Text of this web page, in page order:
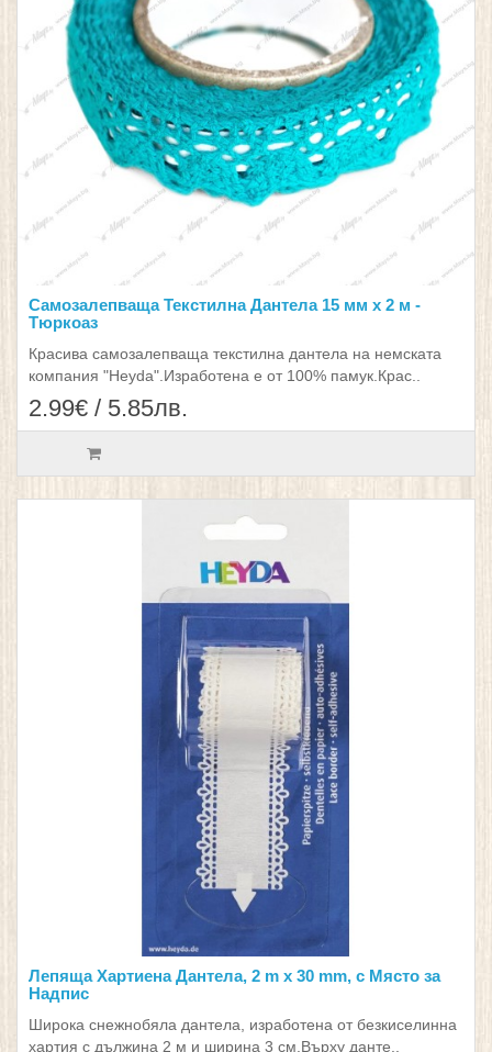
Самозалепваща Текстилна Дантела 15 мм х 2 м -
Тюркоаз
Красива самозалепваща текстилна дантела на немската
компания "Heyda".Изработена е от 100% памук.Крас..
2.99€ / 5.85лв.
Лепяща Хартиена Дантела, 2 m x 30 mm, с Място за
Надпис
Широка снежнобяла дантела, изработена от безкиселинна
хартия с дължина 2 м и ширина 3 см.Върху данте..